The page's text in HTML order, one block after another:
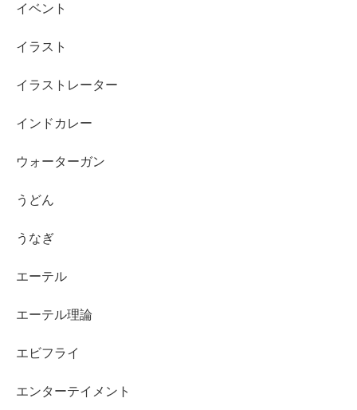
イベント
イラスト
イラストレーター
インドカレー
ウォーターガン
うどん
うなぎ
エーテル
エーテル理論
エビフライ
エンターテイメント